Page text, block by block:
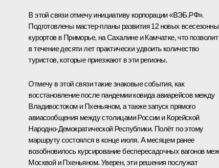
В этой связи отмечу инициативу корпорации «ВЭБ.РФ».
Подготовлены мастер-планы развития 12 новых
курортов в Приморье, на Сахалине и Камчатке, что позволит
в течение десяти лет практически удвоить количество
туристов, которые приезжают в эти регионы.
Отмечу в этой связи такие знаковые события, как
восстановление после пандемии ковида авиарейсов между
Владивостоком и Пхеньяном, а также запуск прямого
авиасообщения между столицами России и Корейской
Народно-Демократической Республики. Полёт по этому
маршруту состоялся в конце июля. А месяцем ранее
возобновилось курсирование беспересадочных вагонов
Москвой и Пхеньяном. Уверен, эти решения послужат